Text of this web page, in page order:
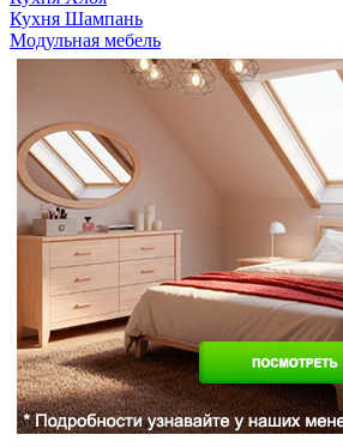
Кухня Шампань
Модульная мебель